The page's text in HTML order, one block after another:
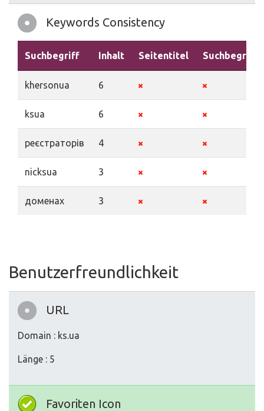
Keywords Consistency
Suchbegriff Inhalt Seitentitel Suchbegriffe
khersonua 6
ksua 6
реєстраторів 4
nicksua 3
доменах 3
Benutzerfreundlichkeit
URL
Domain : ks.ua
Länge : 5
Favoriten Icon